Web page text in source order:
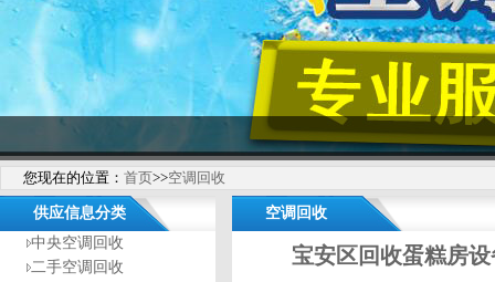
您现在的位置： 首页>>空调回收
供应信息分类
中央空调回收
二手空调回收
空调回收
宝安区回收蛋糕房